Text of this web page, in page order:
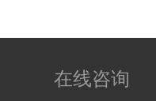
在线咨询